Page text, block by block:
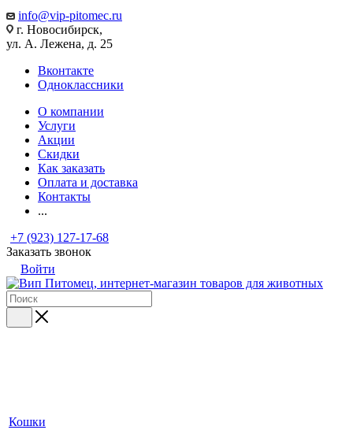
info@vip-pitomec.ru
г. Новосибирск,
ул. А. Лежена, д. 25
Вконтакте
Одноклассники
О компании
Услуги
Акции
Скидки
Как заказать
Оплата и доставка
Контакты
...
+7 (923) 127-17-68
Заказать звонок
Войти
Кошки